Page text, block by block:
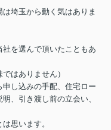
埼玉から動く気はありま
を選んで頂いたこともあ
はありません）
し込みの手配、住宅ロー
、引き渡し前の立会い、
思います。